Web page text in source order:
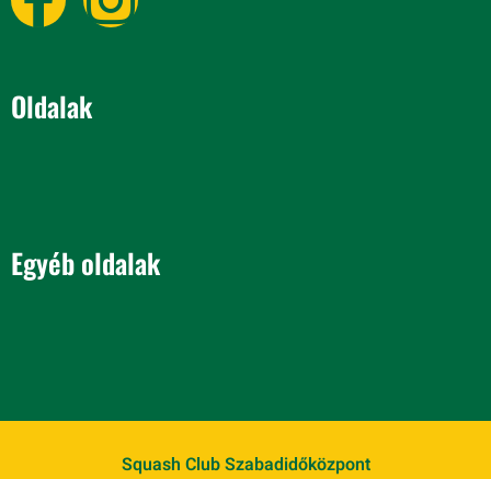
Oldalak
Egyéb oldalak
Squash Club Szabadidőközpont